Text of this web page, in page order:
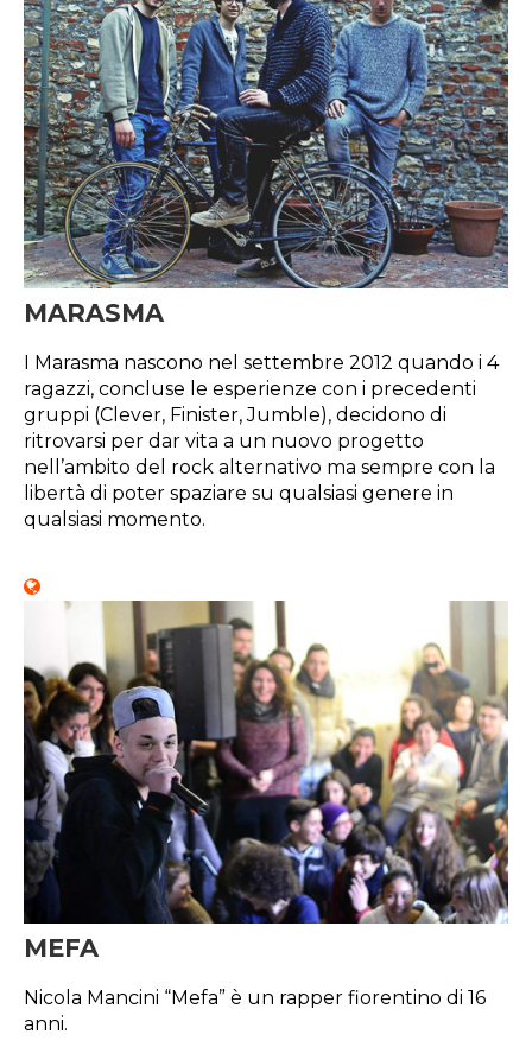
MARASMA
I Marasma nascono nel settembre 2012 quando i 4
ragazzi, concluse le esperienze con i precedenti
gruppi (Clever, Finister, Jumble), decidono di
ritrovarsi per dar vita a un nuovo progetto
nell’ambito del rock alternativo ma sempre con la
libertà di poter spaziare su qualsiasi genere in
qualsiasi momento.
MEFA
Nicola Mancini “Mefa” è un rapper fiorentino di 16
anni.